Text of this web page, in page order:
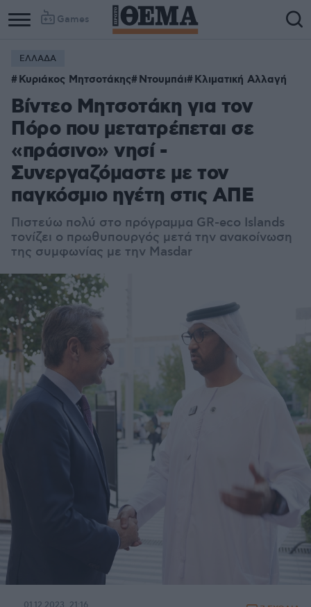
Games
ΕΛΛΑΔΑ
Κυριάκος Μητσοτάκης Ντουμπάι Κλιματική Αλλαγή
Βίντεο Μητσοτάκη για τον
Πόρο που μετατρέπεται σε
«πράσινο» νησί -
Συνεργαζόμαστε με τον
παγκόσμιο ηγέτη στις ΑΠΕ
Πιστεύω πολύ στο πρόγραμμα GR-eco Islands
τονίζει ο πρωθυπουργός μετά την ανακοίνωση
της συμφωνίας με την Masdar